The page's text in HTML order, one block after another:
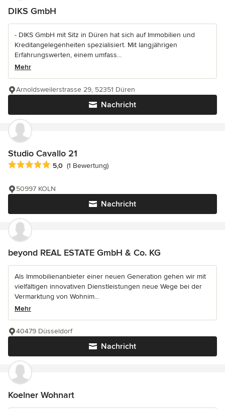
DIKS GmbH
- DIKS GmbH mit Sitz in Düren hat sich auf Immobilien und
Kreditangelegenheiten spezialisiert. Mit langjährigen
Erfahrungswerten, einem umfass...
Mehr
Nachricht
Arnoldsweilerstrasse 29, 52351 Düren
Studio Cavallo 21
Durchschnittliche Bewertung: 5 von 5 Sternen
5,0 (1 Bewertung)
Nachricht
50997 KOLN
beyond REAL ESTATE GmbH & Co. KG
Als Immobilienanbieter einer neuen Generation gehen wir mit
vielfältigen innovativen Dienstleistungen neue Wege bei der
Vermarktung von Wohnim...
Mehr
Nachricht
40479 Düsseldorf
Koelner Wohnart